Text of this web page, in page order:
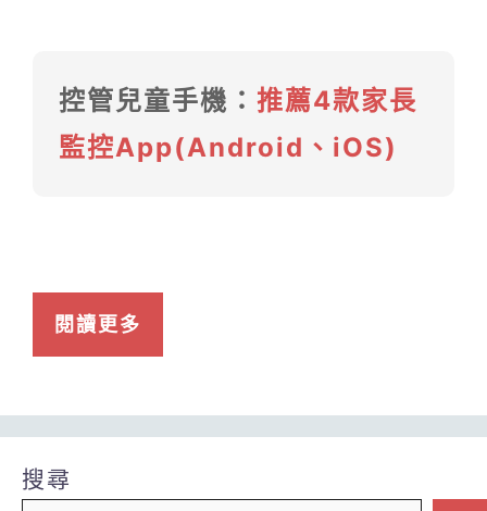
控管兒童手機： 推薦4款家長
監控App(Android、iOS)
閱讀更多
搜尋